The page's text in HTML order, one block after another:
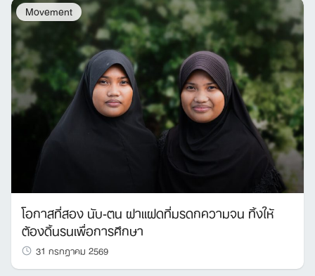
Movement
โอกาสที่สอง นับ-ตน ฝาแฝดที่มรดกความจน ทิ้งให้
ต้องดิ้นรนเพื่อการศึกษา
31 กรกฎาคม 2569